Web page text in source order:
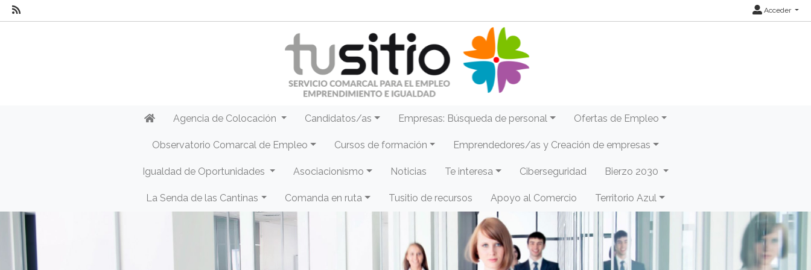
Acceder
Agencia de Colocación Candidatos/as Empresas: Búsqueda de personal Ofertas de Empleo
Observatorio Comarcal de Empleo Cursos de formación Emprendedores/as y Creación de empresas
Igualdad de Oportunidades Asociacionismo Noticias Te interesa Ciberseguridad Bierzo 2030
La Senda de las Cantinas Comanda en ruta Tusitio de recursos Apoyo al Comercio Territorio Azul